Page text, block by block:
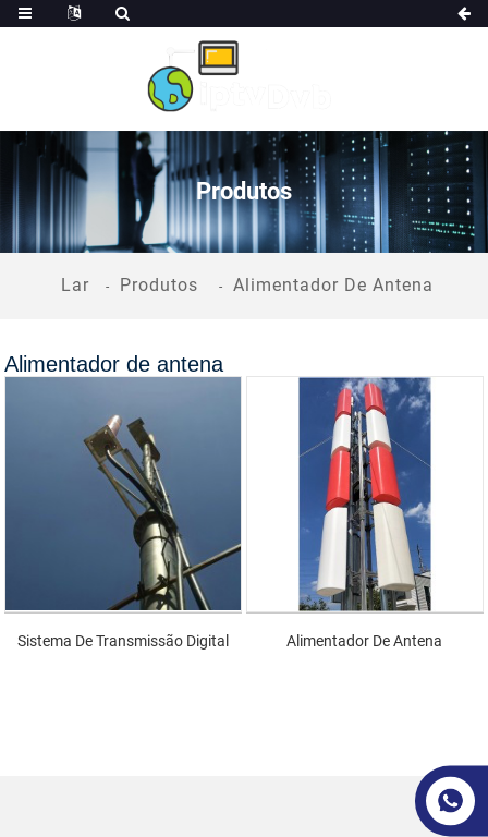
Produtos
Lar Produtos Alimentador De Antena
Alimentador de antena
Sistema De Transmissão Digital Alimentador De Antena